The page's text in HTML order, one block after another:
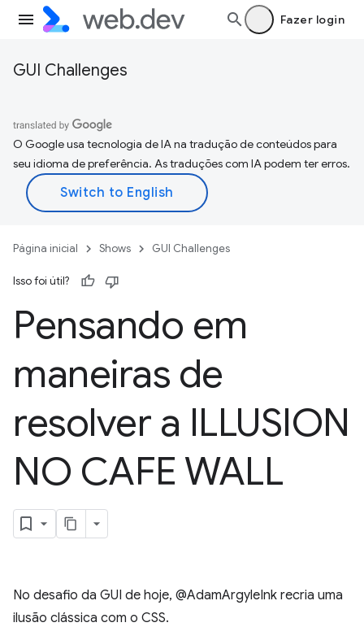
Fazer login
GUI Challenges
O Google usa tecnologia de IA na tradução de conteúdos para
seu idioma de preferência. As traduções com IA podem ter erros.
Página inicial Shows GUI Challenges
Isso foi útil?
Pensando em
maneiras de
resolver a ILLUSION
NO CAFE WALL
No desafio da GUI de hoje, @AdamArgyleInk recria uma
ilusão clássica com o CSS.